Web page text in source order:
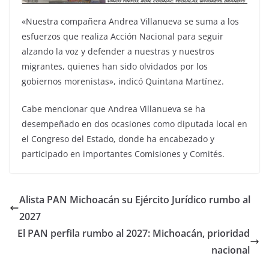
«Nuestra compañera Andrea Villanueva se suma a los
esfuerzos que realiza Acción Nacional para seguir
alzando la voz y defender a nuestras y nuestros
migrantes, quienes han sido olvidados por los
gobiernos morenistas», indicó Quintana Martínez.
Cabe mencionar que Andrea Villanueva se ha
desempeñado en dos ocasiones como diputada local en
el Congreso del Estado, donde ha encabezado y
participado en importantes Comisiones y Comités.
Alista PAN Michoacán su Ejército Jurídico rumbo al
2027
El PAN perfila rumbo al 2027: Michoacán, prioridad
nacional